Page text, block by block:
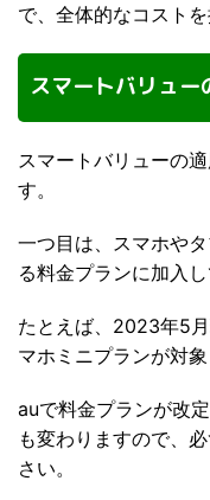
で、全体的なコスト
スマートバリュー
スマートバリューの
す。
一つ目は、スマホや
る料金プランに加入し
たとえば、2023年5
マホミニプランが対象
auで料金プランが改
も変わりますので、
さい。